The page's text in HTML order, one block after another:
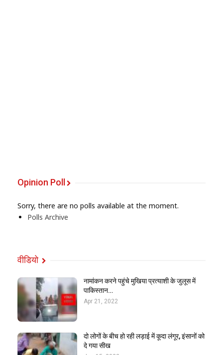
Opinion Poll
Sorry, there are no polls available at the moment.
Polls Archive
वीडियो
नामांकन करने पहुंचे मुखिया प्रत्याशी के जुलूस में
पाकिस्तान…
Apr 21, 2022
दो लोगों के बीच हो रही लड़ाई में कूदा लंगूर, इंसानों को
दे गया सीख